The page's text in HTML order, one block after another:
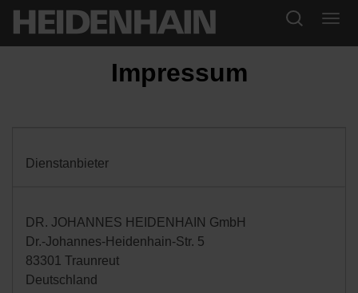
Impressum
Dienstanbieter
DR. JOHANNES HEIDENHAIN GmbH
Dr.-Johannes-Heidenhain-Str. 5
83301 Traunreut
Deutschland